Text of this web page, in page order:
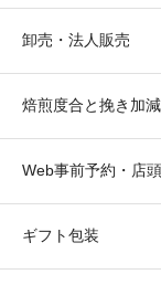
卸売・法人販売
焙煎度合と挽き加
Web事前予約・店
ギフト包装